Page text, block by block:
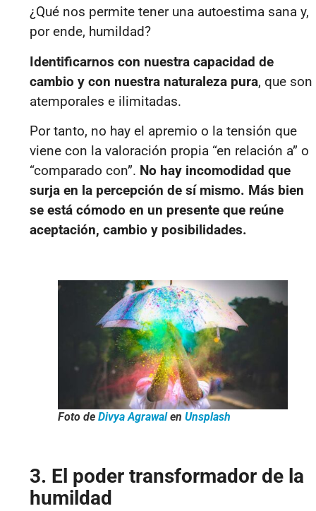
¿Qué nos permite tener una autoestima sana y,
por ende, humildad?
Identificarnos con nuestra capacidad de
cambio y con nuestra naturaleza pura, que son
atemporales e ilimitadas.
Por tanto, no hay el apremio o la tensión que
viene con la valoración propia “en relación a” o
“comparado con”. No hay incomodidad que
surja en la percepción de sí mismo. Más bien
se está cómodo en un presente que reúne
aceptación, cambio y posibilidades.
Foto de Divya Agrawalen Unsplash
3. El poder transformador de la
humildad